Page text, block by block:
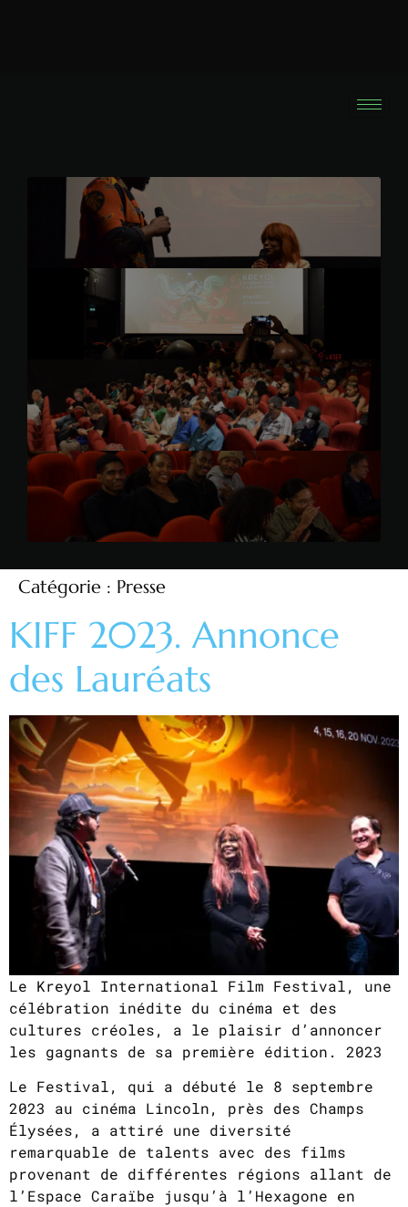
Catégorie : Presse
KIFF 2023. Annonce
des Lauréats
Le Kreyol International Film Festival, une
célébration inédite du cinéma et des
cultures créoles, a le plaisir d’annoncer
les gagnants de sa première édition. 2023
Le Festival, qui a débuté le 8 septembre
2023 au cinéma Lincoln, près des Champs
Élysées, a attiré une diversité
remarquable de talents avec des films
provenant de différentes régions allant de
l’Espace Caraïbe jusqu’à l’Hexagone en